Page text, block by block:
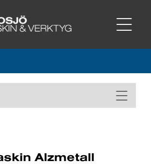
Alzmetall